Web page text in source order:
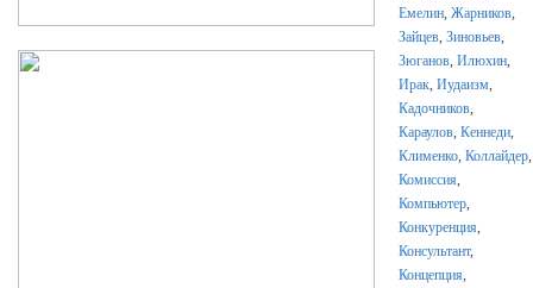
Емелин, Жарников,
Зайцев, Зиновьев,
Зюганов, Илюхин,
Ирак, Иудаизм,
Кадочников,
Караулов, Кеннеди,
Клименко, Коллайдер,
Комиссия,
Компьютер,
Конкуренция,
Консультант,
Концепция,